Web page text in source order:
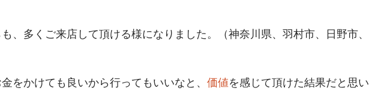
、多くご来店して頂ける様になりました。（神奈川県、羽村市、日野市、
をかけても良いから行ってもいいなと、 価値を感じて頂けた結果だと思い